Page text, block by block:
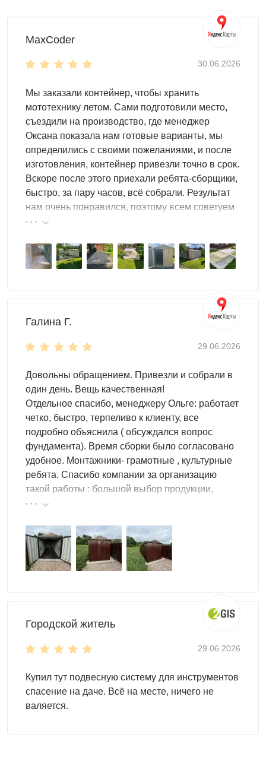
MaxCoder
30.06.2026
Мы заказали контейнер, чтобы хранить
мототехнику летом. Сами подготовили место,
съездили на производство, где менеджер
Оксана показала нам готовые варианты, мы
определились с своими пожеланиями, и после
изготовления, контейнер привезли точно в срок.
Вскоре после этого приехали ребята-сборщики,
быстро, за пару часов, всё собрали. Результат
нам очень понравился, поэтому всем советуем
эту фирму.
Галина Г.
29.06.2026
Довольны обращением. Привезли и собрали в
один день. Вещь качественная!
Отдельное спасибо, менеджеру Ольге: работает
четко, быстро, терпеливо к клиенту, все
подробно объяснила ( обсуждался вопрос
фундамента). Время сборки было согласовано
удобное. Монтажники- грамотные , культурные
ребята. Спасибо компании за организацию
такой работы : большой выбор продукции,
реальные цены.
Городской житель
29.06.2026
Купил тут подвесную систему для инструментов
спасение на даче. Всё на месте, ничего не
валяется.